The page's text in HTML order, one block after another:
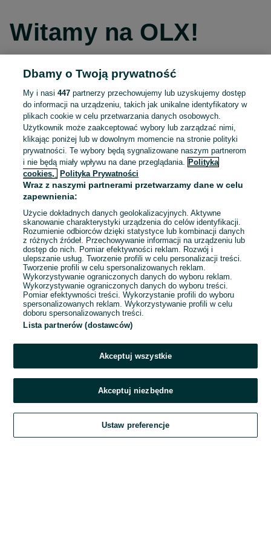
Witamy na OLX!
Kontynuuj przez Facebooka
Kontynuuj przez konto Apple
Kontynuuj przez konto Google
LUB
E-mail
Hasło
Zaloguj się
Kontynuując za pośrednictwem jednego z dostawców wskazanych powyżej,
OLX.pl w jego aktualnym brzmieniu.
Dbamy o Twoją prywatność
My i nasi447 partnerzy przechowujemy lub uzyskujemy dostęp
do informacji na urządzeniu, takich jak unikalne identyfikatory w
plikach cookie w celu przetwarzania danych osobowych.
Użytkownik może zaakceptować wybory lub zarządzać nimi,
klikając poniżej lub w dowolnym momencie na stronie polityki
prywatności. Te wybory będą sygnalizowane naszym partnerom
i nie będą miały wpływu na dane przeglądania.
Polityka
cookies,
Polityka Prywatności
Wraz z naszymi partnerami przetwarzamy dane w celu
zapewnienia:
Użycie dokładnych danych geolokalizacyjnych. Aktywne
skanowanie charakterystyki urządzenia do celów identyfikacji.
Rozumienie odbiorców dzięki statystyce lub kombinacji danych
z różnych źródeł. Przechowywanie informacji na urządzeniu lub
dostęp do nich. Pomiar efektywności reklam. Rozwój i
ulepszanie usług. Tworzenie profili w celu personalizacji treści.
Tworzenie profili w celu spersonalizowanych reklam.
Wykorzystywanie ograniczonych danych do wyboru reklam.
Wykorzystywanie ograniczonych danych do wyboru treści.
Pomiar efektywności treści. Wykorzystanie profili do wyboru
spersonalizowanych reklam. Wykorzystywanie profili w celu
doboru spersonalizowanych treści.
Lista partnerów (dostawców)
Akceptuj wszystkie
Akceptuj niezbędne
Ustaw preferencje